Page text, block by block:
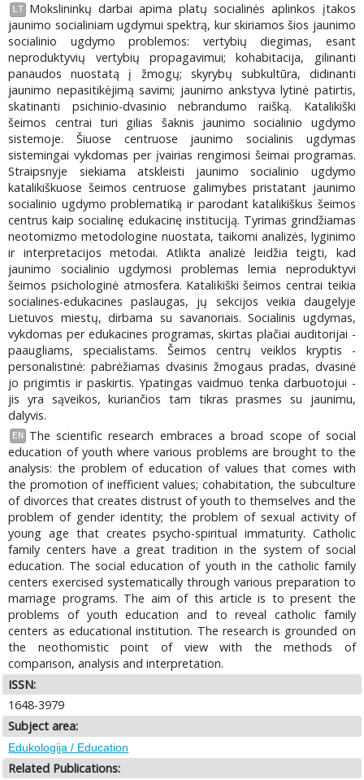
LT
Mokslininkų darbai apima platų socialinės aplinkos įtakos
jaunimo socialiniam ugdymui spektrą, kur skiriamos šios jaunimo
socialinio ugdymo problemos: vertybių diegimas, esant
neproduktyvių vertybių propagavimui; kohabitacija, gilinanti
panaudos nuostatą į žmogų; skyrybų subkultūra, didinanti
jaunimo nepasitikėjimą savimi; jaunimo ankstyva lytinė patirtis,
skatinanti psichinio-dvasinio nebrandumo raišką. Katalikiški
šeimos centrai turi gilias šaknis jaunimo socialinio ugdymo
sistemoje. Šiuose centruose jaunimo socialinis ugdymas
sistemingai vykdomas per įvairias rengimosi šeimai programas.
Straipsnyje siekiama atskleisti jaunimo socialinio ugdymo
katalikiškuose šeimos centruose galimybes pristatant jaunimo
socialinio ugdymo problematiką ir parodant katalikiškus šeimos
centrus kaip socialinę edukacinę instituciją. Tyrimas grindžiamas
neotomizmo metodologine nuostata, taikomi analizės, lyginimo
ir interpretacijos metodai. Atlikta analizė leidžia teigti, kad
jaunimo socialinio ugdymosi problemas lemia neproduktyvi
šeimos psichologinė atmosfera. Katalikiški šeimos centrai teikia
socialines-edukacines paslaugas, jų sekcijos veikia daugelyje
Lietuvos miestų, dirbama su savanoriais. Socialinis ugdymas,
vykdomas per edukacines programas, skirtas plačiai auditorijai -
paaugliams, specialistams. Šeimos centrų veiklos kryptis -
personalistinė: pabrėžiamas dvasinis žmogaus pradas, dvasinė
jo prigimtis ir paskirtis. Ypatingas vaidmuo tenka darbuotojui -
jis yra sąveikos, kuriančios tam tikras prasmes su jaunimu,
dalyvis.
EN
The scientific research embraces a broad scope of social
education of youth where various problems are brought to the
analysis: the problem of education of values that comes with
the promotion of inefficient values; cohabitation, the subculture
of divorces that creates distrust of youth to themselves and the
problem of gender identity; the problem of sexual activity of
young age that creates psycho-spiritual immaturity. Catholic
family centers have a great tradition in the system of social
education. The social education of youth in the catholic family
centers exercised systematically through various preparation to
marriage programs. The aim of this article is to present the
problems of youth education and to reveal catholic family
centers as educational institution. The research is grounded on
the neothomistic point of view with the methods of
comparison, analysis and interpretation.
ISSN:
1648-3979
Subject area:
Edukologija / Education
Related Publications: